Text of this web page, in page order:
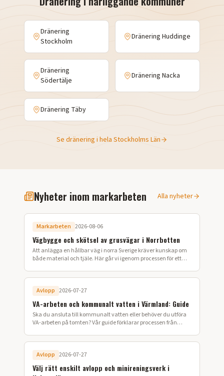
Dränering
Stockholm
Dränering Huddinge
Dränering
Södertälje
Dränering Nacka
Dränering Täby
Se dränering i hela Stockholms Län
Nyheter inom markarbeten Alla nyheter
Markarbeten 2026-08-06
Vägbygge och skötsel av grusvägar i Norrbotten
Att anlägga en hållbar väg i norra Sverige kräver kunskap om
både material och tjäle. Här går vi igenom processen för ett
Avlopp 2026-07-27
VA-arbeten och kommunalt vatten i Värmland: Guide
Ska du ansluta till kommunalt vatten eller behöver du utföra
VA-arbeten på tomten? Vår guide förklarar processen från
Avlopp 2026-07-27
Välj rätt enskilt avlopp och minireningsverk i